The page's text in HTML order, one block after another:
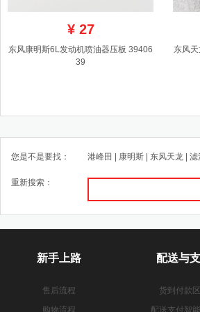
¥27
东风康明斯6L发动机喷油器压板 39406
39
东风
您是不是要找： 港峰田 康明斯 东风天龙 滤
重新搜索：
新手上路
售后流程
购物流程
配送与
货到付款
配送支付智